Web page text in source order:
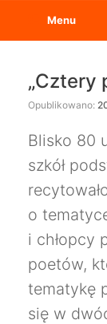
Menu
„Cztery
Opublikowano:
Blisko 80
szkół
o
i chłopcy
poetów,
tematykę
się w